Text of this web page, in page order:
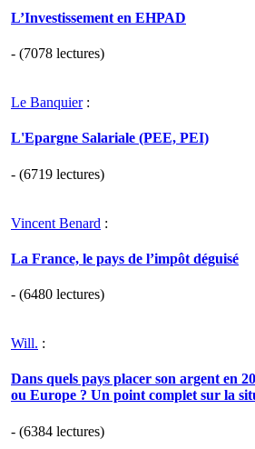
L’Investissement en EHPAD
- (7078 lectures)
Le Banquier:
L'Epargne Salariale (PEE, PEI)
- (6719 lectures)
Vincent Benard :
La France, le pays de l’impôt déguisé
- (6480 lectures)
Will. :
Dans quels pays placer son argent en
ou Europe ? Un point complet sur la
- (6384 lectures)